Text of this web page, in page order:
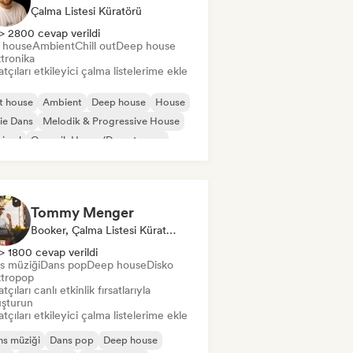
Çalma Listesi Küratörü
2800 cevap verildi
AmbientChill outDeep house
etkileyici çalma listelerime ekle
house Ambient Deep house
House
Dans
Melodik & Progressive House
Organik House/Downtempo
Tommy Menger
Booker, Çalma Listesi Küratörü
1800 cevap verildi
müziğiDans popDeep houseDisko
canlı etkinlik fırsatlarıyla
etkileyici çalma listelerime ekle
müziği Dans pop Deep house